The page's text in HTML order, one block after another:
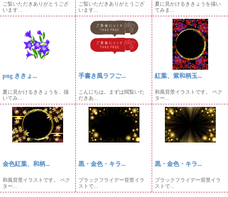
ご覧いただきありがとうござ
います...
ご覧いただきありがとうござ
います...
夏に見かけるききょうを描い
てみま...
png ききょ...
夏に見かけるききょうを、描
いてみ...
手書き風ラフご...
こんにちは。まずは閲覧いた
だきあ...
紅葉、紫和柄玉...
和風背景イラストです。 ベク
ター...
金色紅葉、和柄...
和風背景イラストです。 ベク
ター...
黒・金色・キラ...
ブラックフライデー背景イラ
ストで...
黒・金色・キラ...
ブラックフライデー背景イラ
ストで...